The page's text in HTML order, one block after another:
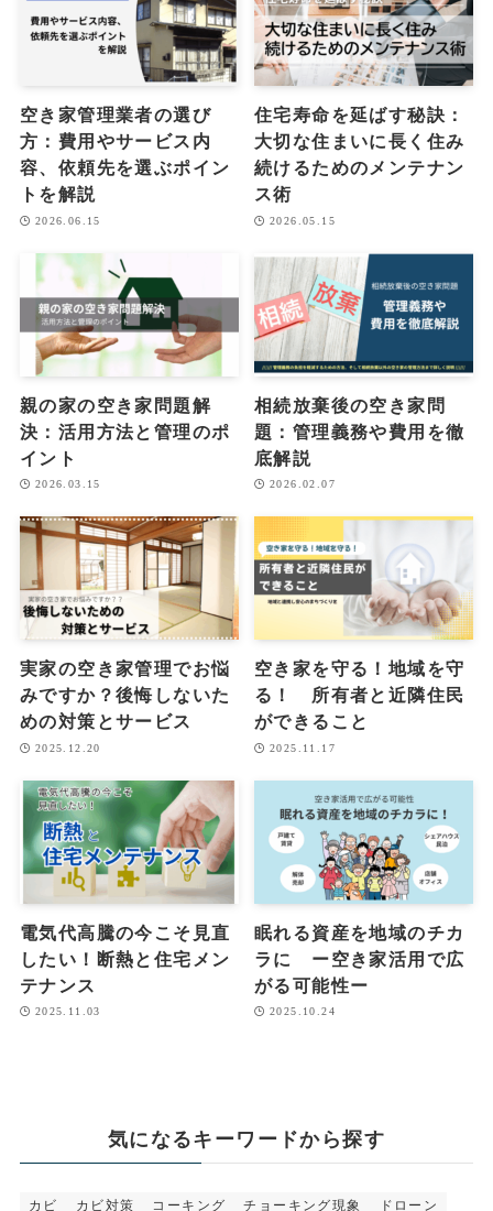
空き家管理業者の選び
方：費用やサービス内
容、依頼先を選ぶポイン
トを解説
2026.06.15
住宅寿命を延ばす秘訣：
大切な住まいに長く住み
続けるためのメンテナン
ス術
2026.05.15
親の家の空き家問題解
決：活用方法と管理のポ
イント
2026.03.15
相続放棄後の空き家問
題：管理義務や費用を徹
底解説
2026.02.07
実家の空き家管理でお悩
みですか？後悔しないた
めの対策とサービス
2025.12.20
空き家を守る！地域を守
る！ 所有者と近隣住民
ができること
2025.11.17
電気代高騰の今こそ見直
したい！断熱と住宅メン
テナンス
2025.11.03
眠れる資産を地域のチカ
ラに ー空き家活用で広
がる可能性ー
2025.10.24
気になるキーワードから探す
カビ カビ対策 コーキング チョーキング現象 ドローン